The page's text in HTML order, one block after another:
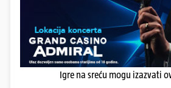
Igre na sreću mogu izazvati